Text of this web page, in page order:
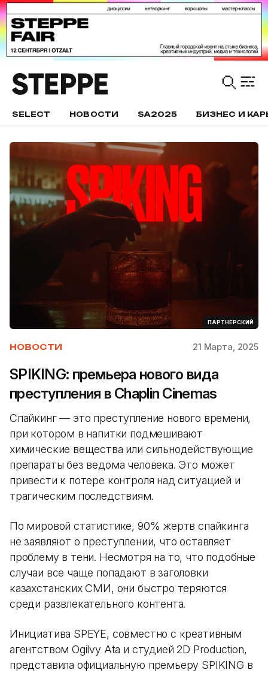
SELECT НОВОСТИ SA2025 БИЗНЕС И
ПАРТНЕРСКИЙ
НОВОСТИ 21 Марта, 2025
SPIKING: премьера нового вида
преступления в Chaplin Cinemas
Спайкинг — это преступление нового времени,
при котором в напитки подмешивают
химические вещества или сильнодействующие
препараты без ведома человека. Это может
привести к потере контроля над ситуацией и
трагическим последствиям.
По мировой статистике, 90% жертв спайкинга
не заявляют о преступлении, что оставляет
проблему в тени. Несмотря на то, что подобные
случаи все чаще попадают в заголовки
казахстанских СМИ, они быстро теряются
среди развлекательного контента.
Инициатива SPEYE, совместно с креативным
агентством Ogilvy Ata и студией 2D Production,
представила официальную премьеру SPIKING в